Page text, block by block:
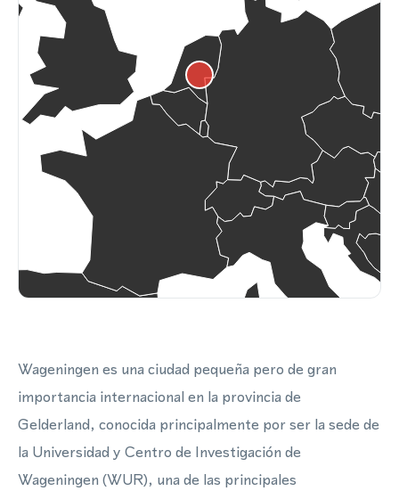
Wageningen es una ciudad pequeña pero de gran
importancia internacional en la provincia de
Gelderland, conocida principalmente por ser la sede de
la Universidad y Centro de Investigación de
Wageningen (WUR), una de las principales